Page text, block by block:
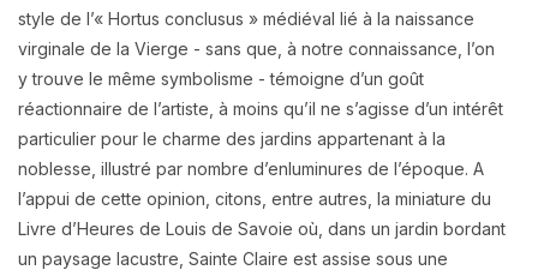
style de l’« Hortus conclusus » médiéval lié à la naissance
virginale de la Vierge - sans que, à notre connaissance, l’on
ytrouve le même symbolisme - témoigne d’un goût
réactionnaire de l’artiste, à moins qu’il ne s’agisse d’un intérêt
particulier pour le charme des jardins appartenant à la
noblesse, illustré par nombre d’enluminures de l’époque. A
l’appui de cette opinion, citons, entre autres, la miniature du
Livre d’Heures de Louis de Savoie où, dans un jardin bordant
un paysage lacustre, Sainte Claire est assise sous une